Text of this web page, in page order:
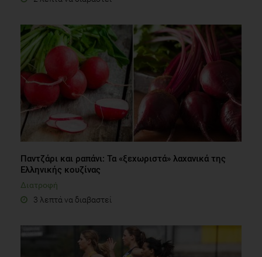
Παντζάρι και ραπάνι: Τα «ξεχωριστά» λαχανικά της
Ελληνικής κουζίνας
Διατροφή
3 λεπτά να διαβαστεί